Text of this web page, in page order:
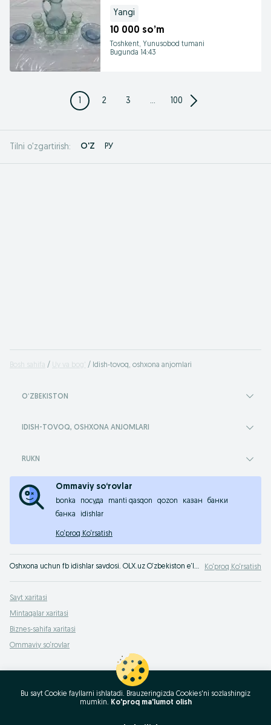
Yangi
10 000 so’m
Toshkent, Yunusobod tumani
Bugunda 14:43
1 2 3 ... 100
Tilni o'zgartirish: O'Z РУ
Bosh sahifa Uy va bog' Idish-tovoq, oshxona anjomlari
OʻZBEKISTON
IDISH-TOVOQ, OSHXONA ANJOMLARI
RUKN
Ommaviy so‘rovlar
bonka посуда manti qasqon qozon казан
банки
банка
idishlar
Ko‘proq Ko‘rsatish
Oshxona uchun fb idishlar savdosi. OLX.uz O‘zbekiston e‘lonlar taxtasida oshxona idishlarini arzon narxlarda sotib olish mumkin - oshxona buyumlari yuzasidan eng yaxshi takliflar Ko‘proq Ko‘rsatish
Sayt xaritasi
Mintaqalar xaritasi
Biznes-sahifa xaritasi
Ommaviy so‘rovlar
Bu sayt Cookie fayllarni ishlatadi. Brauzeringizda Cookies'ni sozlashingiz
mumkin. Ko'proq ma'lumot olish